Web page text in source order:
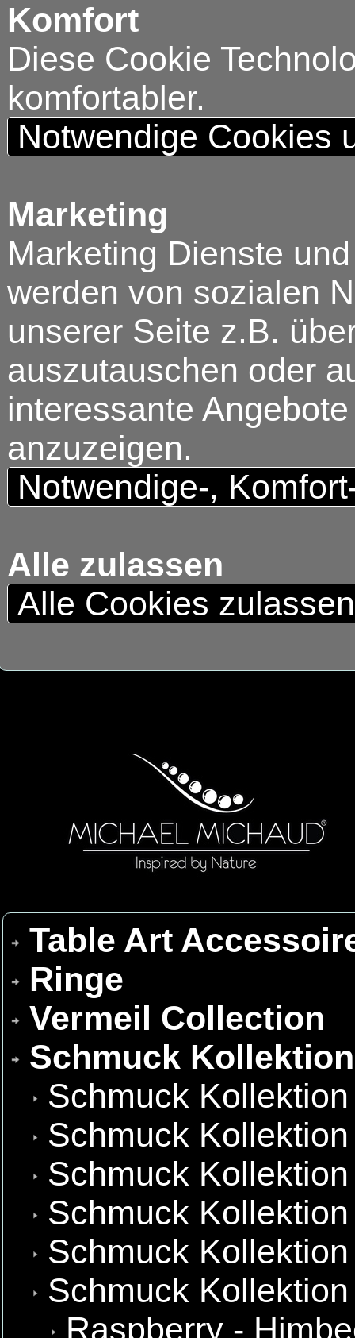
Komfort
Diese Cookie
komfortabler.
Notwendige Cookies
Marketing
Marketing Dienste
werden von sozialen
unserer Seite z.B.
auszutauschen oder
interessante
anzuzeigen.
Notwendige-,
Alle zulassen
Alle Cookies
Table Art
Ringe
Vermeil Collection
Schmuck
Schmuck
Schmuck
Schmuck
Schmuck
Schmuck
Schmuck
Raspberry -